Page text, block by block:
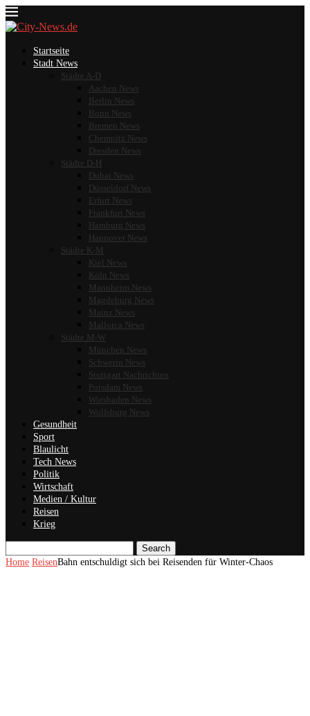
Startseite
Stadt News
Städte A-D
Aachen News
Berlin News
Bonn News
Bremen News
Chemnitz News
Dresden News
Städte D-H
Dubai News
Düsseldorf News
Erfurt News
Frankfurt News
Hamburg News
Hannover News
Städte K-M
Kiel News
Köln News
Mannheim News
Magdeburg News
Mainz News
Mallorca News
Städte M-W
München News
Schwerin News
Stuttgart Nachrichten
Potsdam News
Wiesbaden News
Wolfsburg News
Gesundheit
Sport
Blaulicht
Tech News
Politik
Wirtschaft
Medien / Kultur
Reisen
Krieg
Search
Home ReisenBahn entschuldigt sich bei Reisenden für Winter-Chaos